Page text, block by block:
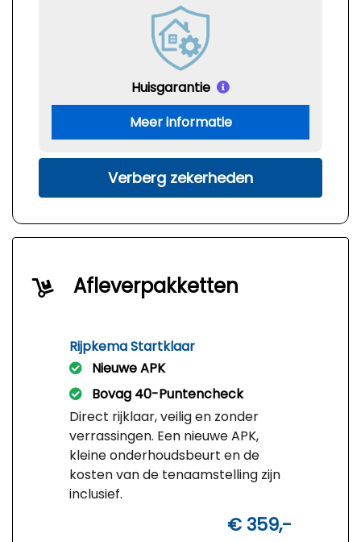
Huisgarantie
Meer informatie
Verberg zekerheden
Afleverpakketten
Rijpkema Startklaar
Nieuwe APK
Bovag 40-Puntencheck
Direct rijklaar, veilig en zonder
verrassingen. Een nieuwe APK,
kleine onderhoudsbeurt en de
kosten van de tenaamstelling zijn
inclusief.
€ 359,-